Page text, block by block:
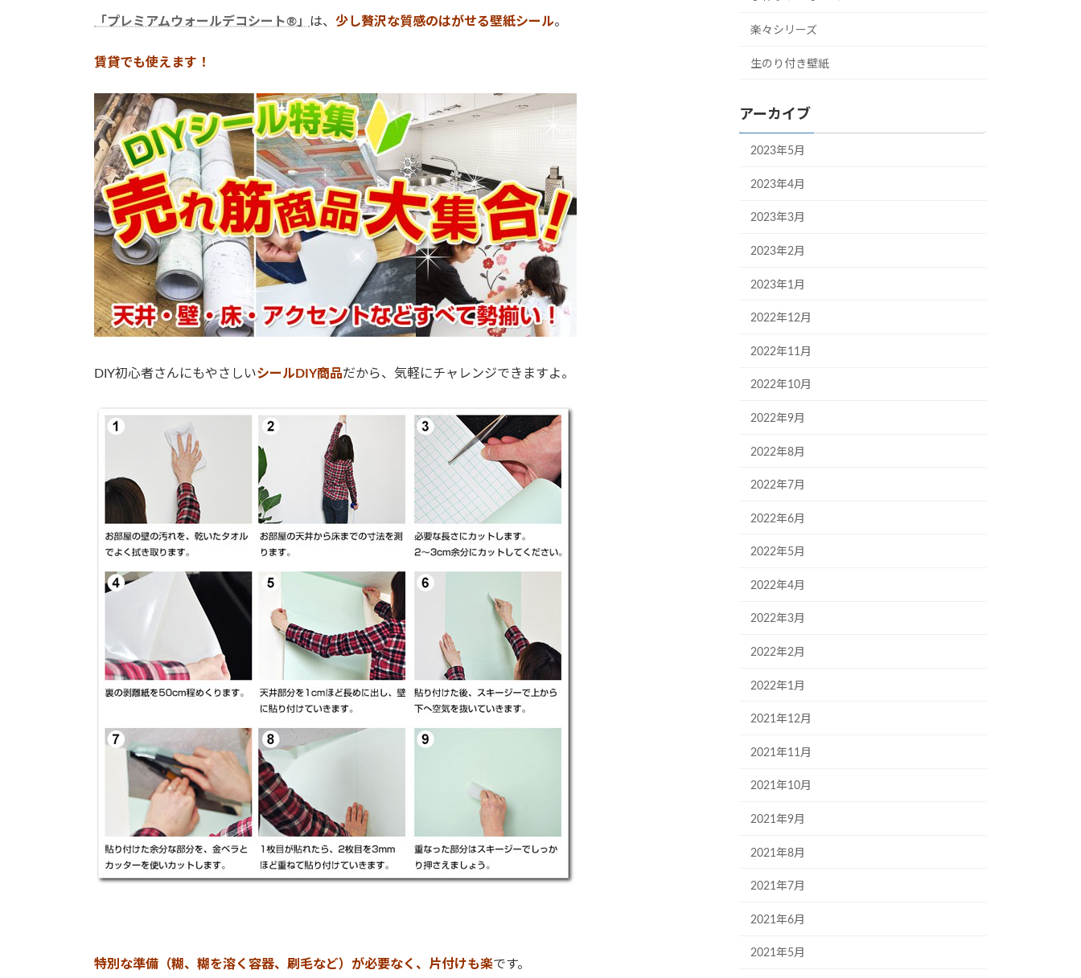
「プレミアムウォールデコシート®」 は、 少し贅沢な質感のはがせる壁紙シール。
賃貸でも使えます！
DIY初心者さんにもやさしいシールDIY商品だから、気軽にチャレンジできますよ。
特別な準備（糊、糊を溶く容器、刷毛など）が必要なく、片付けも楽です。
楽々シリーズ
生のり付き壁紙
アーカイブ
2023年5月
2023年4月
2023年3月
2023年2月
2023年1月
2022年12月
2022年11月
2022年10月
2022年9月
2022年8月
2022年7月
2022年6月
2022年5月
2022年4月
2022年3月
2022年2月
2022年1月
2021年12月
2021年11月
2021年10月
2021年9月
2021年8月
2021年7月
2021年6月
2021年5月